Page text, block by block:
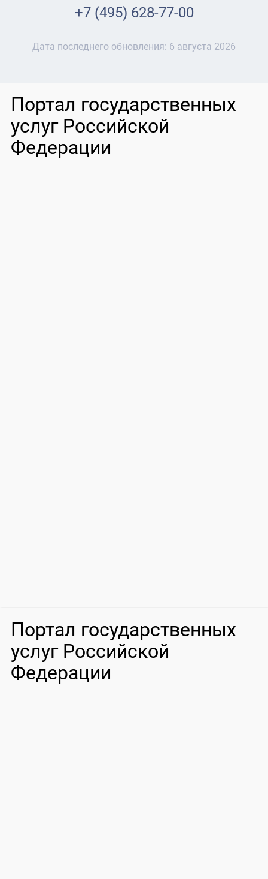
+7 (495) 628-77-00
Дата последнего обновления: 6 августа 2026
Портал государственных
услуг Российской
Федерации
Портал государственных
услуг Российской
Федерации